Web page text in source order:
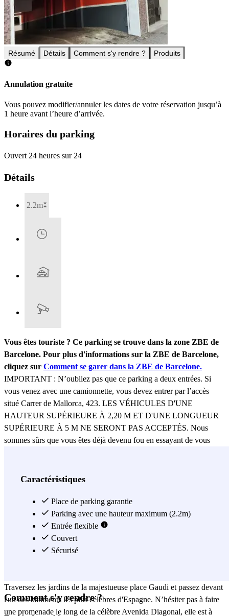
Résumé Détails Comment s'y rendre ? Produits
Annulation gratuite
Vous pouvez modifier/annuler les dates de votre réservation jusqu’à
1 heure avant l’heure d’arrivée.
Horaires du parking
Ouvert 24 heures sur 24
Détails
2.2m
Vous êtes touriste ? Ce parking se trouve dans la zone ZBE de
Barcelone. Pour plus d'informations sur la ZBE de Barcelone,
cliquez sur Comment se garer dans la ZBE de Barcelone.
IMPORTANT : N’oubliez pas que ce parking a deux entrées. Si
vous venez avec une camionnette, vous devez entrer par l’accès
situé Carrer de Mallorca, 423. LES VÉHICULES D'UNE
HAUTEUR SUPÉRIEURE À 2,20 M ET D'UNE LONGUEUR
SUPÉRIEURE À 5 M NE SERONT PAS ACCEPTÉS. Nous
sommes sûrs que vous êtes déjà devenu fou en essayant de vous
vous, on tient à vous dire que vous pouvez maintenant garer votre
coeur de Barcelone sans avoir à laisser votre voiture à la maison.
Vous ne nous croyez pas ? Soyez attentif : pour commencer, ce
parking est l'endroit idéal pour garer votre voiture pendant votre
séjour à Barcelone. Le parking Bond Krup - Sagrada Familia est à 3
minutes à pied de l'emblématique Sagrada Familia. Oui, vous avez
Traversez les jardins de la majestueuse place Gaudi et passez devant
l'un des bâtiments les plus célèbres d'Espagne. N’hésiter pas à faire
une promenade le long de la célèbre Avenida Diagonal, elle est à
Caractéristiques
Place de parking garantie
Parking avec une hauteur maximum (2.2m)
Entrée flexible
Couvert
Sécurisé
Comment s'y rendre ?